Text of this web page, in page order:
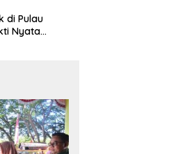
di Pulau
Nyata